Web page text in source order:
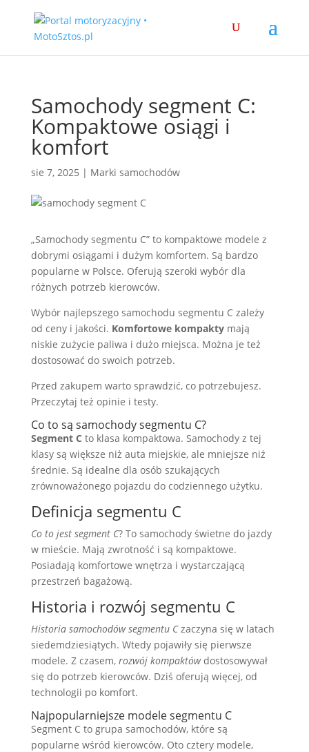
Samochody segment C:
Kompaktowe osiągi i
komfort
sie 7, 2025 | Marki samochodów
„Samochody segmentu C” to kompaktowe modele z
dobrymi osiągami i dużym komfortem. Są bardzo
popularne w Polsce. Oferują szeroki wybór dla
różnych potrzeb kierowców.
Wybór najlepszego samochodu segmentu C zależy
od ceny i jakości. Komfortowe kompaktymają
niskie zużycie paliwa i dużo miejsca. Można je też
dostosować do swoich potrzeb.
Przed zakupem warto sprawdzić, co potrzebujesz.
Przeczytaj też opinie i testy.
Co to są samochody segmentu C?
Segment C to klasa kompaktowa. Samochody z tej
klasy są większe niż auta miejskie, ale mniejsze niż
średnie. Są idealne dla osób szukających
zrównoważonego pojazdu do codziennego użytku.
Definicja segmentu C
Co to jest segment C? To samochody świetne do jazdy
w mieście. Mają zwrotność i są kompaktowe.
Posiadają komfortowe wnętrza i wystarczającą
przestrzeń bagażową.
Historia i rozwój segmentu C
Historia samochodów segmentu Czaczyna się w latach
siedemdziesiątych. Wtedy pojawiły się pierwsze
modele. Z czasem, rozwój kompaktówdostosowywał
się do potrzeb kierowców. Dziś oferują więcej, od
technologii po komfort.
Najpopularniejsze modele segmentu C
Segment C to grupa samochodów, które są
popularne wśród kierowców. Oto cztery modele,